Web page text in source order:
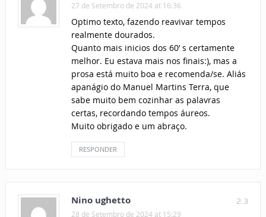
27 de Setembro de 2024 at 16:36
Optimo texto, fazendo reavivar tempos
realmente dourados.
Quanto mais inicios dos 60’ s certamente
melhor. Eu estava mais nos finais:), mas a
prosa está muito boa e recomenda/se. Aliás
apanágio do Manuel Martins Terra, que
sabe muito bem cozinhar as palavras
certas, recordando tempos áureos.
Muito obrigado e um abraço.
RESPONDER
2.3
Nino ughetto
28 de Setembro de 2024 at 15:29